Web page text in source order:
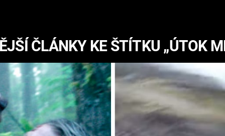
KINGDOM
COME:
DELIVERANCE
ESPORT
CHUCK
NORRIS
ČLÁNKY KE ŠTÍTKU „ÚTOK